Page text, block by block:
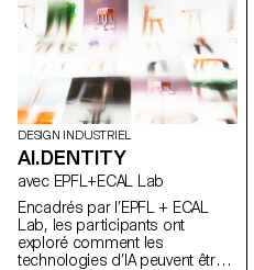
DESIGN INDUSTRIEL
AI.DENTITY
avec EPFL+ECAL Lab
Encadrés par l’EPFL + ECAL
Lab, les participants ont
exploré comment les
technologies d’IA peuvent être